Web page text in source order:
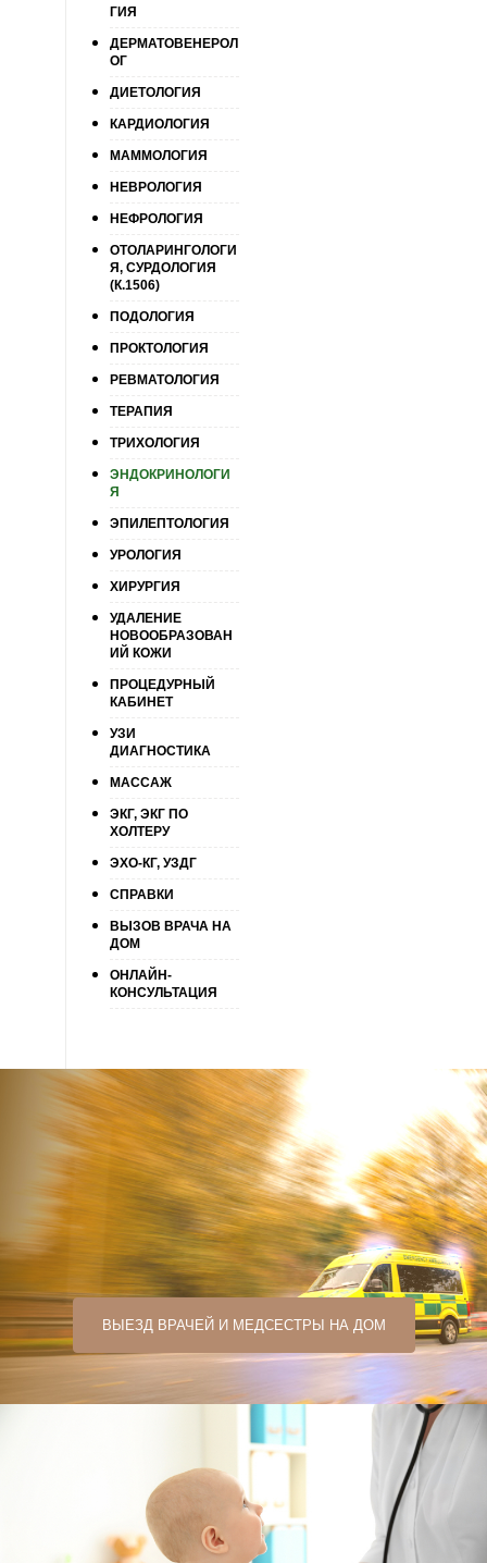
ГИЯ
ДЕРМАТОВЕНЕРОЛ
ОГ
ДИЕТОЛОГИЯ
КАРДИОЛОГИЯ
МАММОЛОГИЯ
НЕВРОЛОГИЯ
НЕФРОЛОГИЯ
ОТОЛАРИНГОЛОГИ
Я, СУРДОЛОГИЯ
(К.1506)
ПОДОЛОГИЯ
ПРОКТОЛОГИЯ
РЕВМАТОЛОГИЯ
ТЕРАПИЯ
ТРИХОЛОГИЯ
ЭНДОКРИНОЛОГИ
Я
ЭПИЛЕПТОЛОГИЯ
УРОЛОГИЯ
ХИРУРГИЯ
УДАЛЕНИЕ
НОВООБРАЗОВАН
ИЙ КОЖИ
ПРОЦЕДУРНЫЙ
КАБИНЕТ
УЗИ
ДИАГНОСТИКА
МАССАЖ
ЭКГ, ЭКГ ПО
ХОЛТЕРУ
ЭХО-КГ, УЗДГ
СПРАВКИ
ВЫЗОВ ВРАЧА НА
ДОМ
ОНЛАЙН-
КОНСУЛЬТАЦИЯ
ВЫЕЗД ВРАЧЕЙ И МЕДСЕСТРЫ НА ДОМ